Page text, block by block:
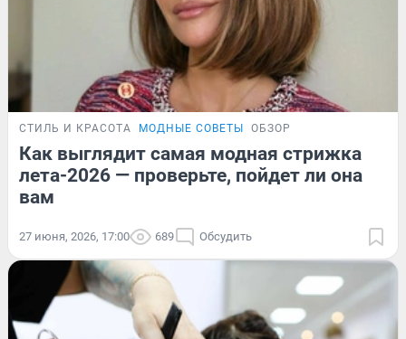
СТИЛЬ И КРАСОТА МОДНЫЕ СОВЕТЫ ОБЗОР
Как выглядит самая модная стрижка
лета-2026 — проверьте, пойдет ли она
вам
27 июня, 2026, 17:00 689 Обсудить